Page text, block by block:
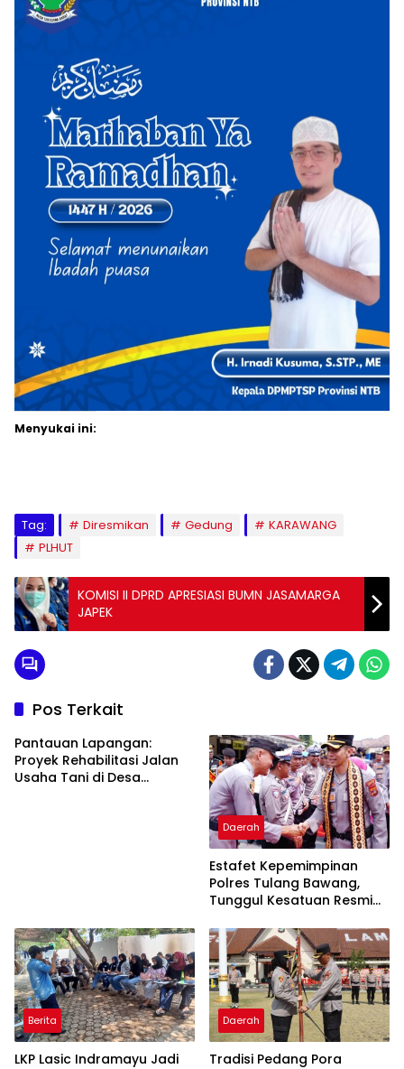
Menyukai ini:
Tag: Diresmikan Gedung
KARAWANG
PLHUT
KOMISI II DPRD APRESIASI BUMN JASAMARGA
JAPEK
Pos Terkait
Pantauan Lapangan:
Proyek Rehabilitasi Jalan
Usaha Tani di Desa
Daerah
Estafet Kepemimpinan
Polres Tulang Bawang,
Tunggul Kesatuan Resmi
Berita
LKP Lasic Indramayu Jadi
Daerah
Tradisi Pedang Pora